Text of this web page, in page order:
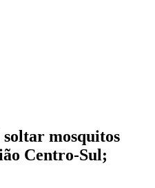
mosquitos
Centro-Sul;